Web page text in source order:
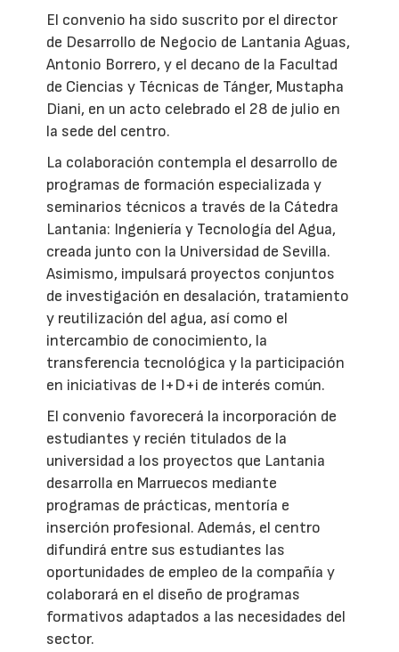
El convenio ha sido suscrito por el director
de Desarrollo de Negocio de Lantania Aguas,
Antonio Borrero, y el decano de la Facultad
de Ciencias y Técnicas de Tánger, Mustapha
Diani, en un acto celebrado el 28 de julio en
la sede del centro.
La colaboración contempla el desarrollo de
programas de formación especializada y
seminarios técnicos a través de la Cátedra
Lantania: Ingeniería y Tecnología del Agua,
creada junto con la Universidad de Sevilla.
Asimismo, impulsará proyectos conjuntos
de investigación en desalación, tratamiento
y reutilización del agua, así como el
intercambio de conocimiento, la
transferencia tecnológica y la participación
en iniciativas de I+D+i de interés común.
El convenio favorecerá la incorporación de
estudiantes y recién titulados de la
universidad a los proyectos que Lantania
desarrolla en Marruecos mediante
programas de prácticas, mentoría e
inserción profesional. Además, el centro
difundirá entre sus estudiantes las
oportunidades de empleo de la compañía y
colaborará en el diseño de programas
formativos adaptados a las necesidades del
sector.